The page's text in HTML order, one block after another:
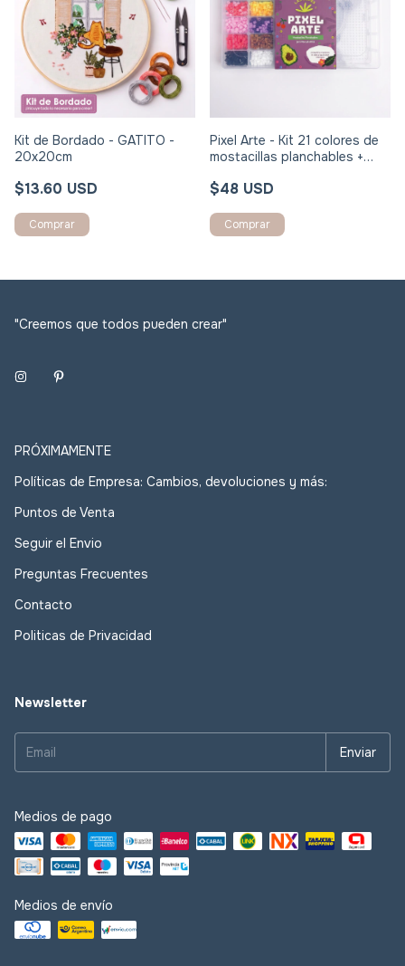
Kit de Bordado - GATITO -
20x20cm
$13.60 USD
Pixel Arte - Kit 21 colores de
mostacillas planchables +
planchable + herramientas -
$48 USD
"Creemos que todos pueden crear"
PRÓXIMAMENTE
Políticas de Empresa: Cambios, devoluciones y más:
Puntos de Venta
Seguir el Envio
Preguntas Frecuentes
Contacto
Politicas de Privacidad
Newsletter
Medios de pago
Medios de envío